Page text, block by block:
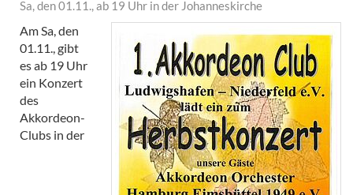
Sa, den 01.11., ab 19 Uhr in der Johanneskirche
Am Sa, den
01.11., gibt
es ab 19 Uhr
ein Konzert
des
Akkordeon-
Clubs in der